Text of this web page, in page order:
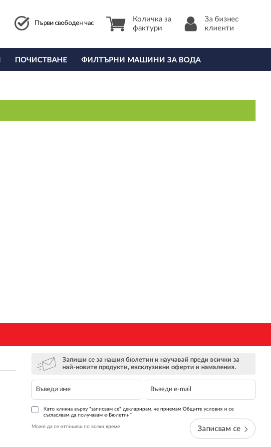
Първи свободен час
Количка за
фактури
За бизнес
клиенти
ПОЧИСТВАНЕ ФИЛТЪРНИ МАШИНИ ЗА ВОДА
Запиши се за нашия бюлетин и научавай преди всички за
най-новите продукти, ексклузивни оферти и намаления.
Като кликна върху "записвам се" декларирам, че приемам Общите условия и се
съгласявам да получавам е-Бюлетин*
Може да се отпишеш по всяко време Записвам се